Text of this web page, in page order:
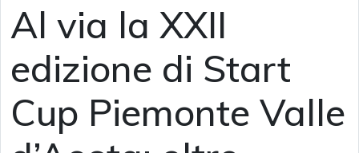
Al via la XXII
edizione di Start
Cup Piemonte Valle